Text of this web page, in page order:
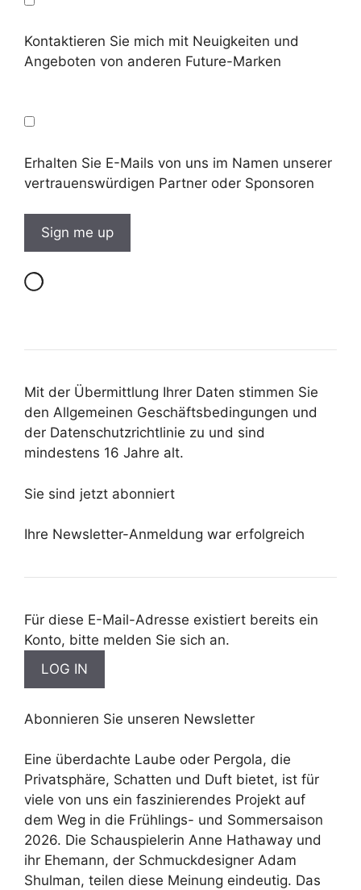
Kontaktieren Sie mich mit Neuigkeiten und
Angeboten von anderen Future-Marken
Erhalten Sie E-Mails von uns im Namen unserer
vertrauenswürdigen Partner oder Sponsoren
Mit der Übermittlung Ihrer Daten stimmen Sie
den Allgemeinen Geschäftsbedingungen und
der Datenschutzrichtlinie zu und sind
mindestens 16 Jahre alt.
Sie sind jetzt abonniert
Ihre Newsletter-Anmeldung war erfolgreich
Für diese E-Mail-Adresse existiert bereits ein
Konto, bitte melden Sie sich an.
Abonnieren Sie unseren Newsletter
Eine überdachte Laube oder Pergola, die
Privatsphäre, Schatten und Duft bietet, ist für
viele von uns ein faszinierendes Projekt auf
dem Weg in die Frühlings- und Sommersaison
2026. Die Schauspielerin Anne Hathaway und
ihr Ehemann, der Schmuckdesigner Adam
Shulman, teilen diese Meinung eindeutig. Das